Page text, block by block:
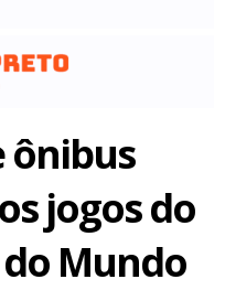
ônibus
jogos do
Mundo